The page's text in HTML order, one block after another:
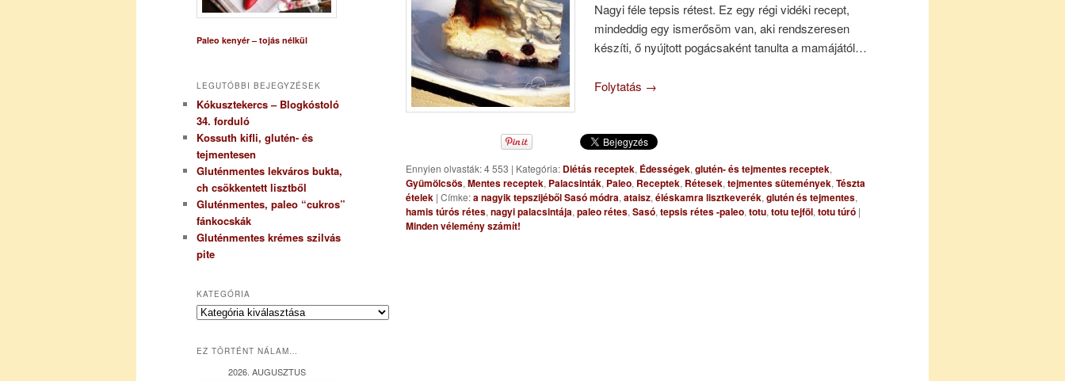
Nagyi féle tepsis rétest. Ez egy régi vidéki recept,
mindeddig egy ismerősöm van, aki rendszeresen
készíti, ő nyújtott pogácsaként tanulta a mamájától…
Folytatás →
Ennyien olvasták: 4 553 | Kategória: Diétás receptek, Édességek, glutén- és tejmentes receptek,
Gyümölcsös, Mentes receptek, Palacsinták, Paleo, Receptek, Rétesek, tejmentes sütemények, Tészta
ételek | Címke:a nagyik tepszijéből Sasó módra, ataisz, éléskamra lisztkeverék, glutén és tejmentes,
hamis túrós rétes, nagyi palacsintája, paleo rétes, Sasó, tepsis rétes -paleo, totu, totu tejföl, totu túró |
Minden vélemény számít!
Paleo kenyér – tojás nélkül
LEGUTÓBBI BEJEGYZÉSEK
Kókusztekercs – Blogkóstoló
34. forduló
Kossuth kifli, glutén- és
tejmentesen
Gluténmentes lekváros bukta,
ch csökkentett lisztből
Gluténmentes, paleo “cukros”
fánkocskák
Gluténmentes krémes szilvás
pite
KATEGÓRIA
K
e
EZ TÖRTÉNT NÁLAM…
2026. AUGUSZTUS